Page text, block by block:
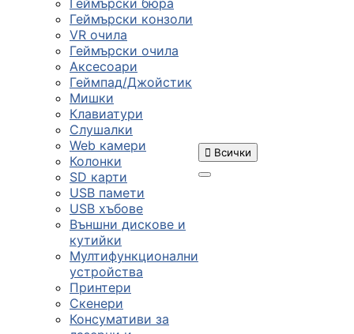
Геймърски бюра
Геймърски конзоли
VR очила
Геймърски очила
Аксесоари
Геймпад/Джойстик
Мишки
Клавиатури
Слушалки
Web камери
Колонки
SD карти
USB памети
USB хъбове
Външни дискове и
кутийки
Мултифункционални
устройства
Принтери
Скенери
Консумативи за
 Всички